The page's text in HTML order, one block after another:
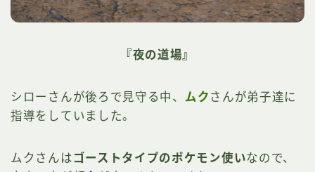
『夜の道場』
シローさんが後ろで見守る中、 ムク さんが弟子達に
指導をしていました。
ムクさんは ゴーストタイプのポケモン使いなので、